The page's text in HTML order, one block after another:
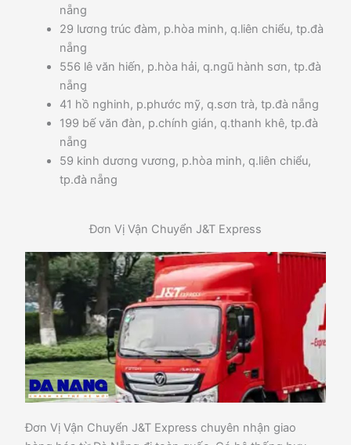
nẵng
29 lương trúc đàm, p.hòa minh, q.liên chiểu, tp.đà
nẵng
556 lê văn hiến, p.hòa hải, q.ngũ hành sơn, tp.đà
nẵng
41 hồ nghinh, p.phước mỹ, q.sơn trà, tp.đà nẵng
199 bế văn đàn, p.chính gián, q.thanh khê, tp.đà
nẵng
59 kinh dương vương, p.hòa minh, q.liên chiểu,
tp.đà nẵng
Đơn Vị Vận Chuyển J&T Express
Đơn Vị Vận Chuyển J&T Express chuyên nhận giao